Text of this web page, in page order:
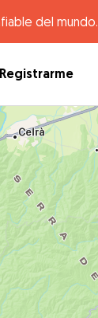
del mundo.
Registrarme